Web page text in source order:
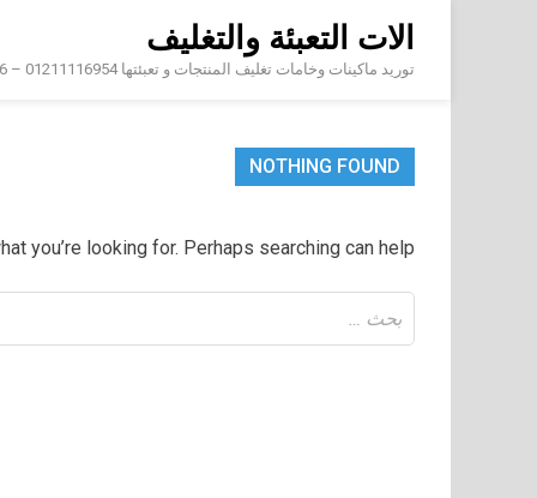
content
الات التعبئة والتغليف
توريد ماكينات وخامات تغليف المنتجات و تعبئتها 01211116954 – 01211116956 – 01211116958
NOTHING FOUND
you’re looking for. Perhaps searching can help.
عن: